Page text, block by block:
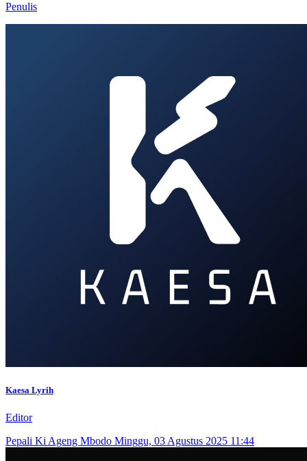
Penulis
Kaesa Lyrih
Editor
Pepali Ki Ageng Mbodo Minggu, 03 Agustus 2025 11:44